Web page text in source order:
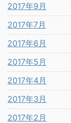
2017年9月
2017年7月
2017年6月
2017年5月
2017年4月
2017年3月
2017年2月